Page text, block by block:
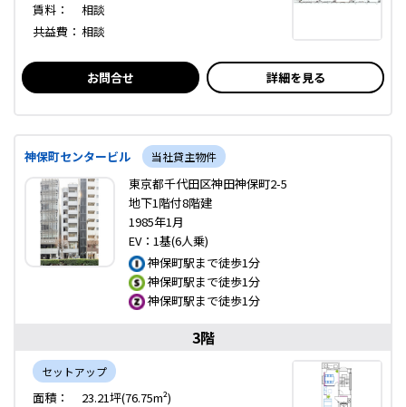
賃料：
相談
共益費： 相談
お問合せ 詳細を見る
神保町センタービル 当社貸主物件
東京都千代田区神田神保町2-5
地下1階付8階建
1985年1月
EV：1基(6人乗)
神保町駅まで徒歩1分
神保町駅まで徒歩1分
神保町駅まで徒歩1分
3階
セットアップ
面積：
23.21坪(76.75m²)